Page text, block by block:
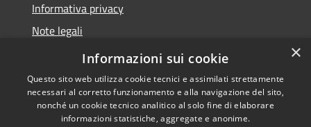
Informativa privacy
Note legali
Dichiarazione di accessibilità
Copyright © 2026 • Comune di
×
Informazioni sui cookie
Questo sito web utilizza cookie tecnici e assimilati strettamente
necessari al corretto funzionamento e alla navigazione del sito,
nonché un cookie tecnico analitico al solo fine di elaborare
informazioni statistiche, aggregate e anonime.